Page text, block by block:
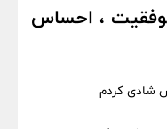
، احساس
شادی کردم